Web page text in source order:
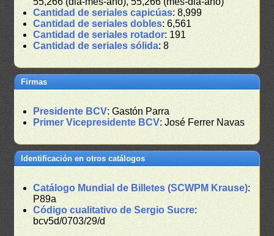
Cantidad de seriales capicúas: 8,999
Cantidad de seriales dobles: 6,561
Cantidad de seriales rotador: 191
Cantidad de seriales sólida: 8
Firmas
Presidente BCV: Gastón Parra
Primer Vicepresidente BCV: José Ferrer Navas
Identificación en otros catálogos
Catálogo Mundial de Billetes (SCWPM Krause):
P89a
Código cualitativo de Sergio Sucre:
bcv5d/0703/29/d